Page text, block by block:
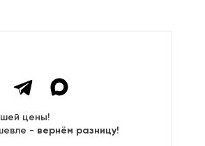
цены!
- вернём разницу!